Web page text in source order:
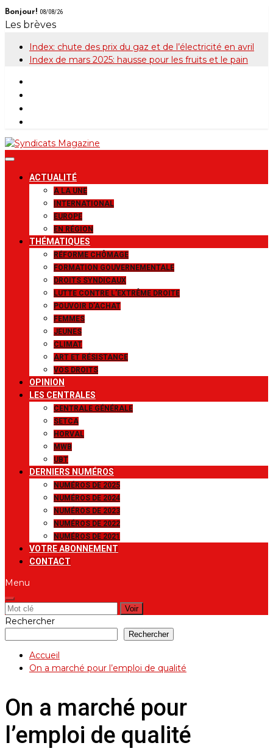
Skip
to
Bonjour! 08/08/26
Les brèves
Index: chute des prix du gaz et de l’électricité en avril
Index de mars 2025: hausse pour les fruits et le pain
Syndicats
Magazine
Le magazine de la FGTB
ACTUALITÉ
A LA UNE
INTERNATIONAL
EUROPE
EN RÉGION
THÉMATIQUES
RÉFORME CHÔMAGE
FORMATION GOUVERNEMENTALE
DROITS SYNDICAUX
LUTTE CONTRE L’EXTRÊME DROITE
POUVOIR D’ACHAT
FEMMES
JEUNES
CLIMAT
ART ET RÉSISTANCE
VOS DROITS
OPINION
LES CENTRALES
CENTRALE GÉNÉRALE
SETCA
HORVAL
MWB
UBT
DERNIERS NUMÉROS
NUMÉROS DE 2025
NUMÉROS DE 2024
NUMÉROS DE 2023
NUMÉROS DE 2022
NUMÉROS DE 2021
VOTRE ABONNEMENT
CONTACT
Menu
Rechercher:
Rechercher
Rechercher
Accueil
On a marché pour l’emploi de qualité
On a marché pour
l’emploi de qualité